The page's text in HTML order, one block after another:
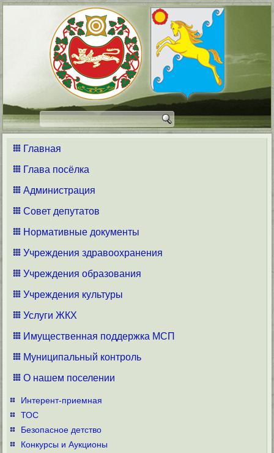
Главная
Глава посёлка
Администрация
Совет депутатов
Нормативные документы
Учреждения здравоохранения
Учреждения образования
Учреждения культуры
Услуги ЖКХ
Имущественная поддержка МСП
Муниципальный контроль
О нашем поселении
Интерент-приемная
ТОС
Безопасное детство
Конкурсы и Аукционы